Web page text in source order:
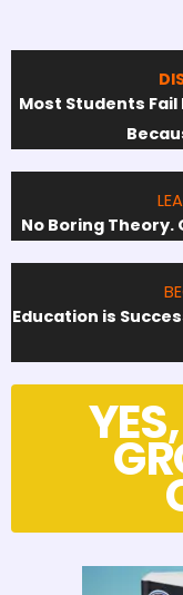
Most Students
No Boring Theory.
Education is